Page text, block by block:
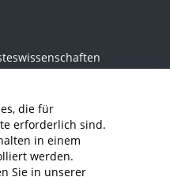
die für
erforderlich sind.
in einem
werden.
Sie in unserer